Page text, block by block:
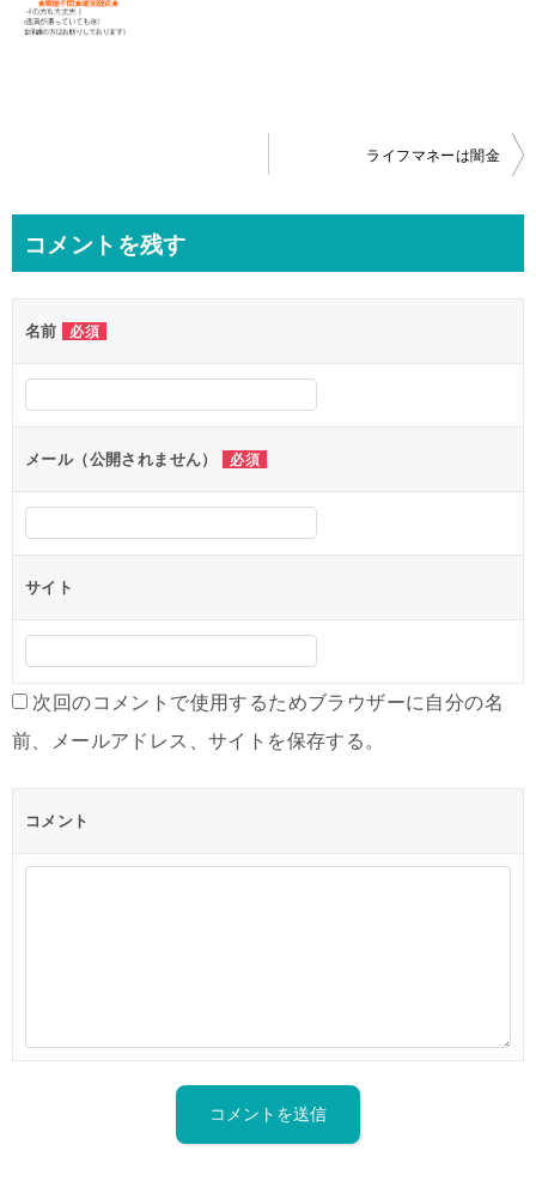
ビ
ー
シ
ョ
ン
ライフマネーは闇金
コメントを残す
名前 必須
メール（公開されません） 必須
サイト
次回のコメントで使用するためブラウザーに自分の名
前、メールアドレス、サイトを保存する。
コメント